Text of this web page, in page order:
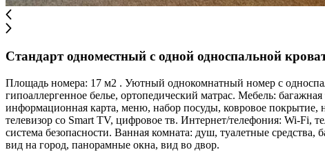
Стандарт одноместный с одной односпальной
Площадь номера: 17 м2 . Уютный однокомнатный номер с
гипоаллергенное белье, ортопедический матрас. Мебель:
информационная карта, меню, набор посуды, ковровое покрытие,
телевизор со Smart TV, цифровое тв. Интернет/телефония: Wi-Fi,
система безопасности. Ванная комната: душ, туалетные
вид на город, панорамные окна, вид во двор.